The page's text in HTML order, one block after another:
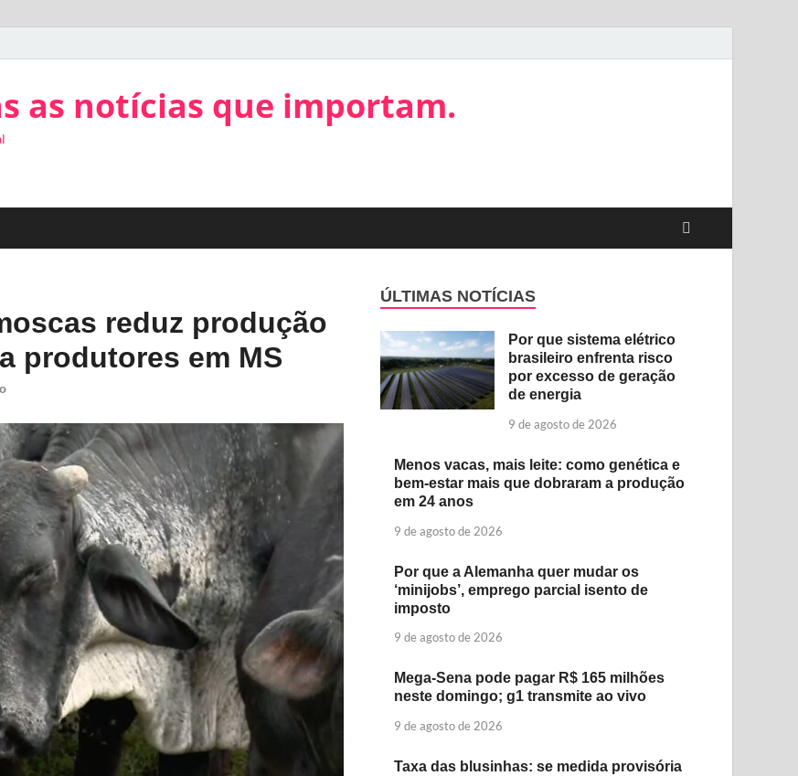
as notícias que importam.
reduz produção
produtores em MS
ÚLTIMAS NOTÍCIAS
Por que sistema elétrico
brasileiro enfrenta risco
por excesso de geração
de energia
9 de agosto de 2026
Menos vacas, mais leite: como genética e
bem-estar mais que dobraram a produção
em 24 anos
9 de agosto de 2026
Por que a Alemanha quer mudar os
‘minijobs’, emprego parcial isento de
imposto
9 de agosto de 2026
Mega-Sena pode pagar R$ 165 milhões
neste domingo; g1 transmite ao vivo
9 de agosto de 2026
Taxa das blusinhas: se medida provisória